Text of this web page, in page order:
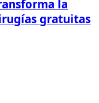
la
gratuitas